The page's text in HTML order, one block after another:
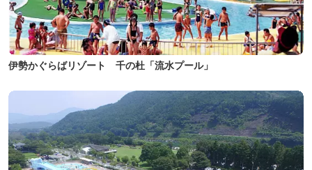
伊勢かぐらばリゾート 千の杜「流水プール」